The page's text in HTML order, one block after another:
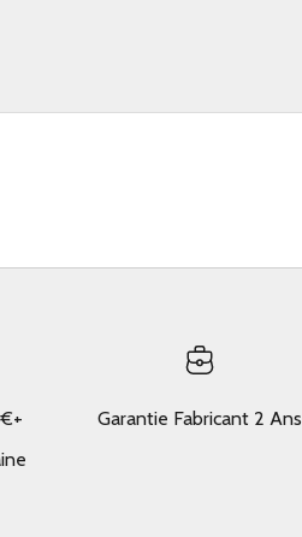
Garantie Fabricant 2 Ans